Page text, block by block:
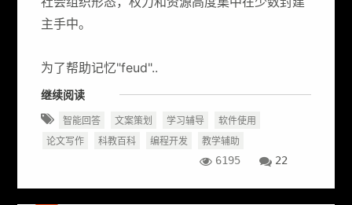
主手中。
为了帮助记忆"feud"..
继续阅读
智能回答 文案策划 学习辅导
软件使用
论文写作
科教百科 编程开发 教学辅助
6195 22